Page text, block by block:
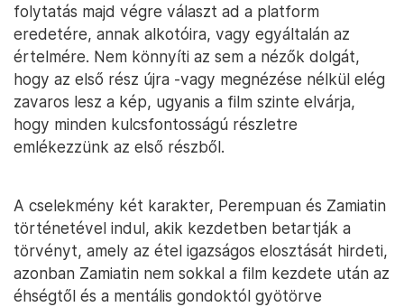
folytatás majd végre választ ad a platform
eredetére, annak alkotóira, vagy egyáltalán az
értelmére. Nem könnyíti az sem a nézők dolgát,
hogy az első rész újra -vagy megnézése nélkül elég
zavaros lesz a kép, ugyanis a film szinte elvárja,
hogy minden kulcsfontosságú részletre
emlékezzünk az első részből.
A cselekmény két karakter, Perempuan és Zamiatin
történetével indul, akik kezdetben betartják a
törvényt, amely az étel igazságos elosztását hirdeti,
azonban Zamiatin nem sokkal a film kezdete után az
éhségtől és a mentális gondoktól gyötörve